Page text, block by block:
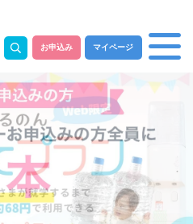
お申込み マイページ